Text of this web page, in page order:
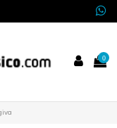
0